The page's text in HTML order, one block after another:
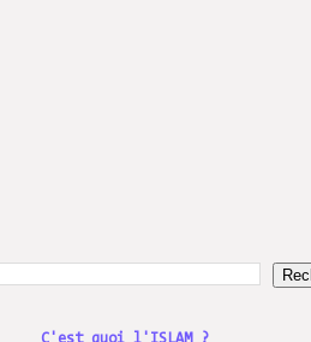
C'est quoi l'ISLAM ?